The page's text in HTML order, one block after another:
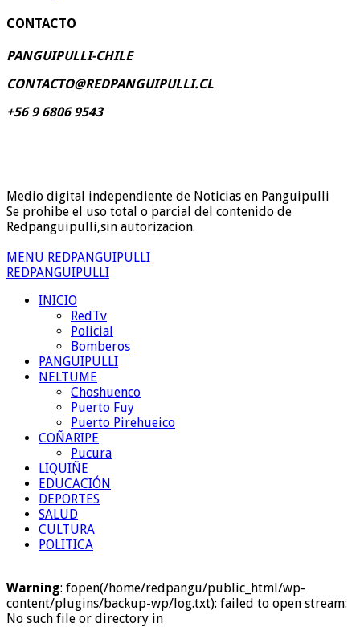
CONTACTO
PANGUIPULLI-CHILE
CONTACTO@REDPANGUIPULLI.CL
+56 9 6806 9543
Medio digital independiente de Noticias en Panguipulli
Se prohibe el uso total o parcial del contenido de
Redpanguipulli,sin autorizacion.
MENU REDPANGUIPULLI
REDPANGUIPULLI
INICIO
RedTv
Policial
Bomberos
PANGUIPULLI
NELTUME
Choshuenco
Puerto Fuy
Puerto Pirehueico
COÑARIPE
Pucura
LIQUIÑE
EDUCACIÓN
DEPORTES
SALUD
CULTURA
POLITICA
Warning: fopen(/home/redpangu/public_html/wp-
content/plugins/backup-wp/log.txt): failed to open stream:
No such file or directory in